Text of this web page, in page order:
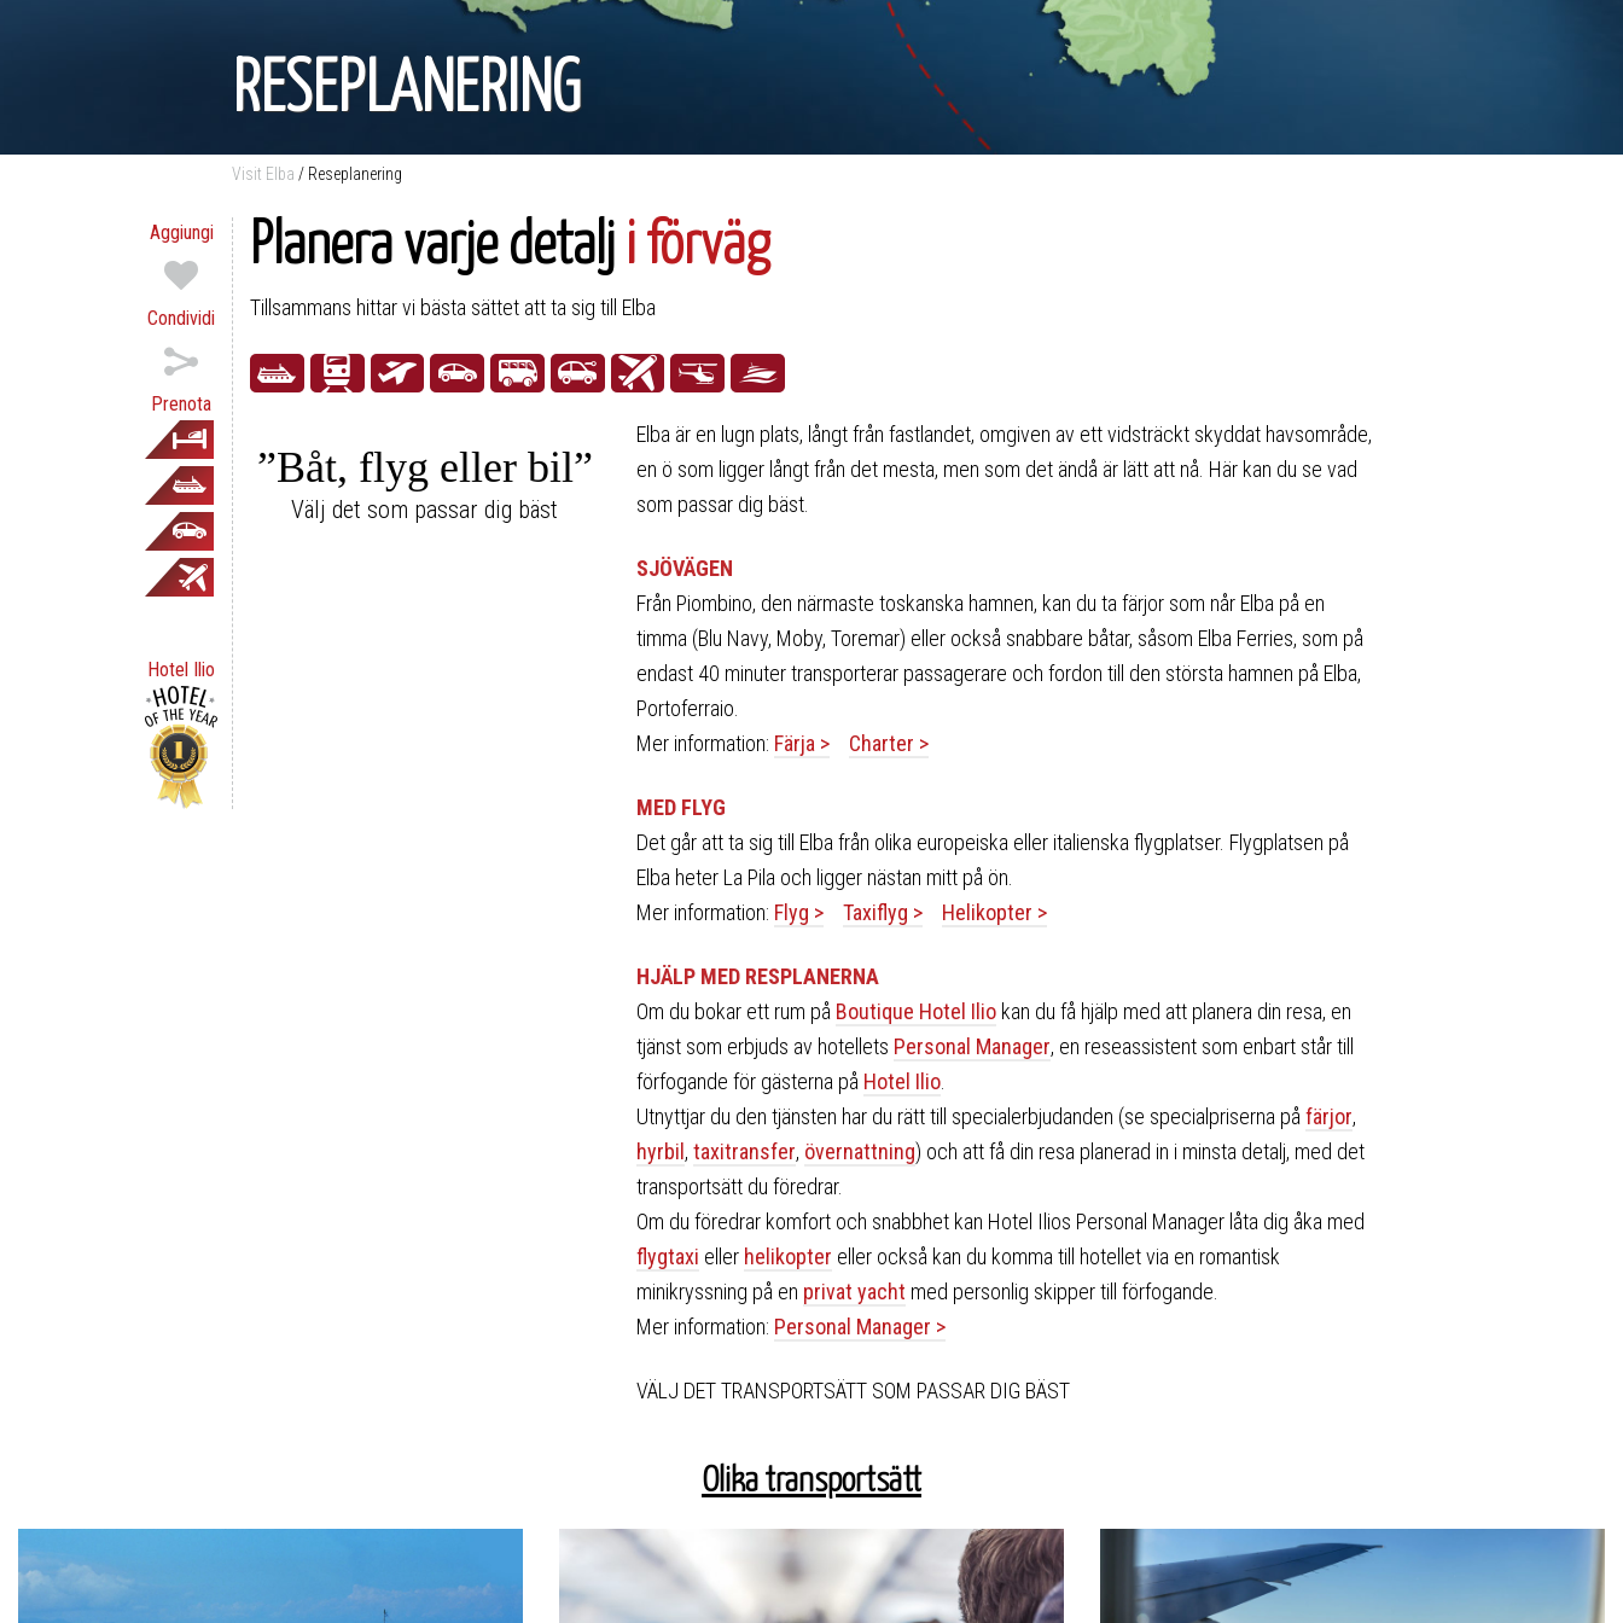
RESEPLANERING
Visit Elba / Reseplanering
Aggiungi
Condividi
Prenota
Hotel Ilio
Planera varje detalj i förväg
Tillsammans hittar vi bästa sättet att ta sig till Elba
”Båt, flyg eller bil”
Välj det som passar dig bäst
Elba är en lugn plats, långt från fastlandet, omgiven av ett vidsträckt skyddat havsområde,
en ö som ligger långt från det mesta, men som det ändå är lätt att nå. Här kan du se vad
som passar dig bäst.
SJÖVÄGEN
Från Piombino, den närmaste toskanska hamnen, kan du ta färjor som når Elba på en
timma (Blu Navy, Moby, Toremar) eller också snabbare båtar, såsom Elba Ferries, som på
endast 40 minuter transporterar passagerare och fordon till den största hamnen på Elba,
Portoferraio.
Mer information: Färja > Charter >
MED FLYG
Det går att ta sig till Elba från olika europeiska eller italienska flygplatser. Flygplatsen på
Elba heter La Pila och ligger nästan mitt på ön.
Mer information: Flyg > Taxiflyg > Helikopter >
HJÄLP MED RESPLANERNA
Om du bokar ett rum på Boutique Hotel Iliokan du få hjälp med att planera din resa, en
tjänst som erbjuds av hotellets Personal Manager, en reseassistent som enbart står till
förfogande för gästerna på Hotel Ilio.
Utnyttjar du den tjänsten har du rätt till specialerbjudanden (se specialpriserna på färjor,
hyrbil , taxitransfer, övernattning) och att få din resa planerad in i minsta detalj, med det
transportsätt du föredrar.
Om du föredrar komfort och snabbhet kan Hotel Ilios Personal Manager låta dig åka med
flygtaxi eller helikopter eller också kan du komma till hotellet via en romantisk
minikryssning på en privat yacht med personlig skipper till förfogande.
Mer information: Personal Manager >
VÄLJ DET TRANSPORTSÄTT SOM PASSAR DIG BÄST
Olika transportsätt